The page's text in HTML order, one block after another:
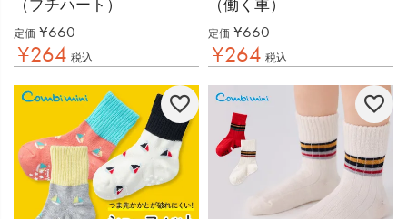
（プチハート）
定価 ¥660
¥264 税込
（働く車）
定価 ¥660
¥264 税込